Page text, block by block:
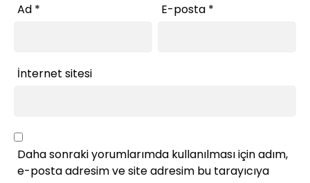
Ad * E-posta *
İnternet sitesi
Daha sonraki yorumlarımda kullanılması için adım,
e-posta adresim ve site adresim bu tarayıcıya